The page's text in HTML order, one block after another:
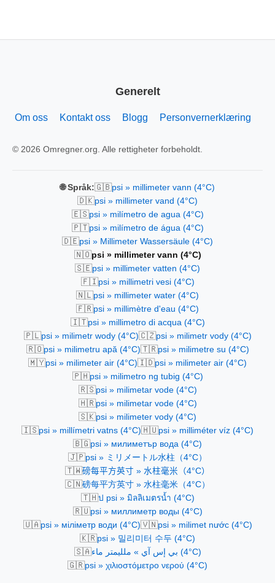
Generelt
Om oss Kontakt oss Blogg Personvernerklæring
© 2026 Omregner.org. Alle rettigheter forbeholdt.
🌐 Språk:🇬🇧psi » millimeter vann (4°C)
🇩🇰psi » millimeter vand (4°C)
🇪🇸psi » milímetro de agua (4°C)
🇵🇹psi » milímetro de água (4°C)
🇩🇪psi » Millimeter Wassersäule (4°C)
🇳🇴psi » millimeter vann (4°C)
🇸🇪psi » millimeter vatten (4°C)
🇫🇮psi » millimetri vesi (4°C)
🇳🇱psi » millimeter water (4°C)
🇫🇷psi » millimètre d'eau (4°C)
🇮🇹psi » millimetro di acqua (4°C)
🇵🇱psi » milimetr wody (4°C)🇨🇿psi » milimetr vody (4°C)
🇷🇴psi » milimetru apă (4°C)🇹🇷psi » milimetre su (4°C)
🇲🇾psi » milimeter air (4°C)🇮🇩psi » milimeter air (4°C)
🇵🇭psi » milimetro ng tubig (4°C)
🇷🇸psi » milimetar vode (4°C)
🇭🇷psi » milimetar vode (4°C)
🇸🇰psi » milimeter vody (4°C)
🇮🇸psi » millímetri vatns (4°C)🇭🇺psi » milliméter víz (4°C)
🇧🇬psi » милиметър вода (4°C)
🇯🇵psi » ミリメートル水柱（4°C）
🇹🇼磅每平方英寸 » 水柱毫米（4°C）
🇨🇳磅每平方英寸 » 水柱毫米（4°C）
🇹🇭ป psi » มิลลิเมตรน้ำ (4°C)
🇷🇺psi » миллиметр воды (4°C)
🇺🇦psi » міліметр води (4°C)🇻🇳psi » milimet nước (4°C)
🇰🇷psi » 밀리미터 수두 (4°C)
🇸🇦 بي إس آي » ملليمتر ماء (4°C)
🇬🇷psi » χιλιοστόμετρο νερού (4°C)